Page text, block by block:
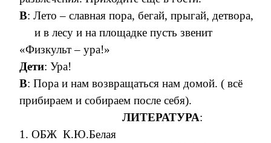
В: Лето – славная пора, бегай, прыгай, детвора,
и в лесу и на площадке пусть звенит
«Физкульт – ура!»
Дети: Ура!
В: Пора и нам возвращаться нам домой. ( всё
прибираем и собираем после себя).
ЛИТЕРАТУРА:
1. ОБЖ К.Ю.Белая